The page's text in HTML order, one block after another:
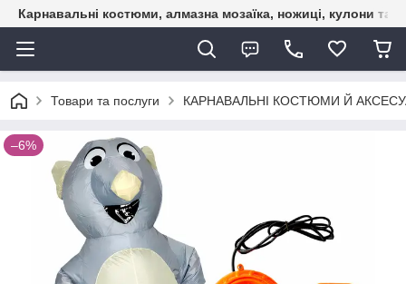
Карнавальні костюми, алмазна мозаїка, ножиці, кулони та
Товари та послуги КАРНАВАЛЬНІ КОСТЮМИ Й
–6%